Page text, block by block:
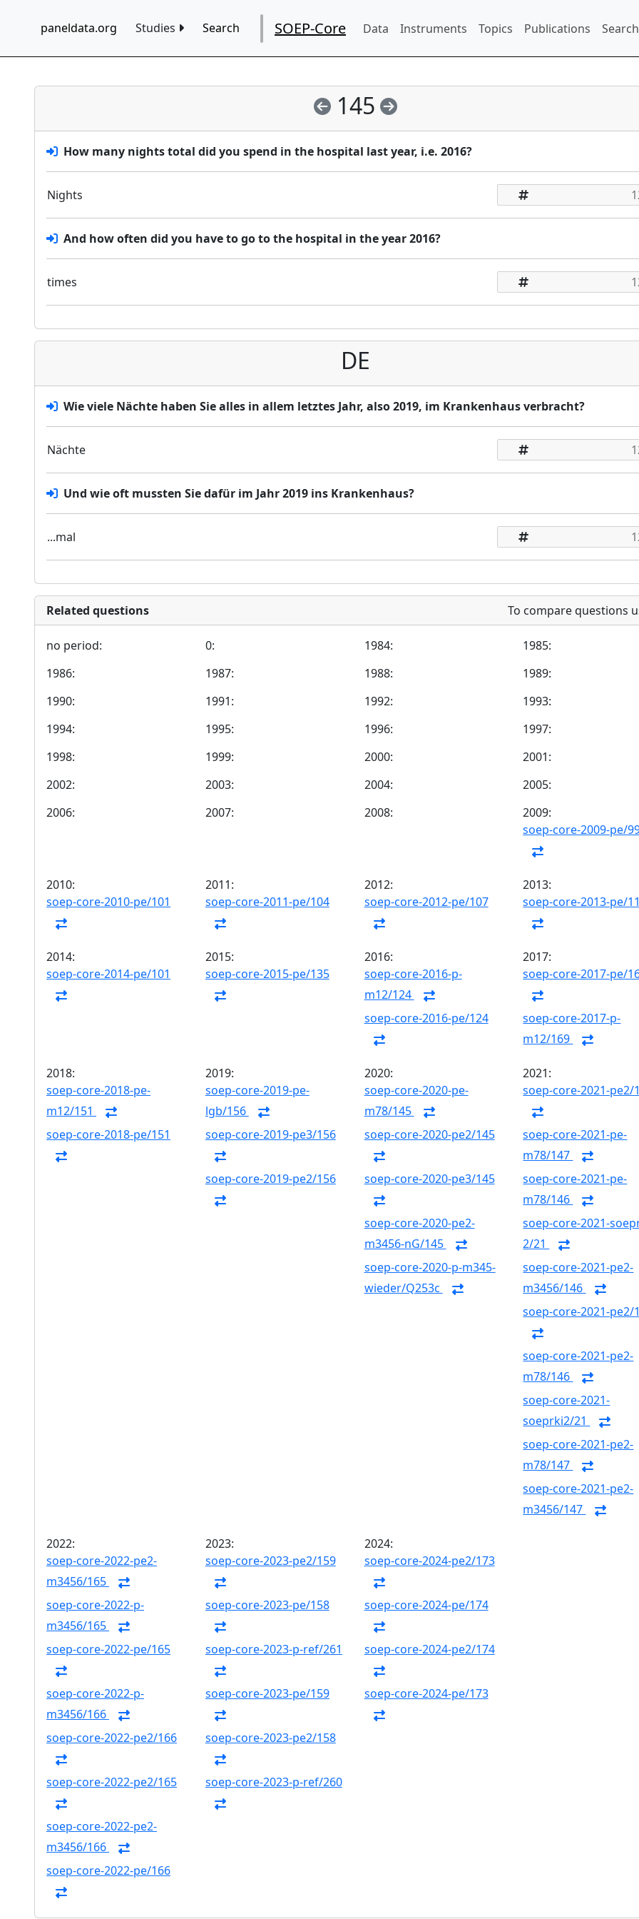
paneldata.org Studies Search SOEP-Core Data Instruments Topics Publications
145
How many nights total did you spend in the hospital last year, i.e. 2016?
Nights
And how often did you have to go to the hospital in the year 2016?
times
DE
Wie viele Nächte haben Sie alles in allem letztes Jahr, also 2019, im Krankenhaus verbracht?
Nächte
Und wie oft mussten Sie dafür im Jahr 2019 ins Krankenhaus?
...mal
Related questions To compare questions
no period: 0: 1984:
1985:
1986:
1987: 1988:
1989:
1990:
1991: 1992:
1993:
1994:
1995: 1996:
1997:
1998:
1999: 2000:
2001:
2002:
2003: 2004:
2005:
2006:
2007: 2008:
2009:
soep-core-2009-pe/
2010:
soep-core-2010-pe/101
2011:
soep-core-2011-pe/104
2012:
soep-core-2012-pe/107
2013:
soep-core-2013-pe/
2014:
soep-core-2014-pe/101
2015:
soep-core-2015-pe/135
2016:
soep-core-2016-p-
m12/124
soep-core-2016-pe/124
2017:
soep-core-2017-pe/
soep-core-2017-p-
m12/169
2018:
soep-core-2018-pe-
m12/151
soep-core-2018-pe/151
2019:
soep-core-2019-pe-
lgb/156
soep-core-2019-pe3/156
soep-core-2019-pe2/156
2020:
soep-core-2020-pe-
m78/145
soep-core-2020-pe2/145
soep-core-2020-pe3/145
soep-core-2020-pe2-
m3456-nG/145
soep-core-2020-p-m345-
wieder/Q253c
2021:
soep-core-2021-pe2/
soep-core-2021-pe-
m78/147
soep-core-2021-pe-
m78/146
soep-core-2021-
2/21
soep-core-2021-pe2-
m3456/146
soep-core-2021-pe2/
soep-core-2021-pe2-
m78/146
soep-core-2021-
soeprki2/21
soep-core-2021-pe2-
m78/147
soep-core-2021-pe2-
m3456/147
2022:
soep-core-2022-pe2-
m3456/165
soep-core-2022-p-
m3456/165
soep-core-2022-pe/165
soep-core-2022-p-
m3456/166
soep-core-2022-pe2/166
soep-core-2022-pe2/165
soep-core-2022-pe2-
m3456/166
soep-core-2022-pe/166
2023:
soep-core-2023-pe2/159
soep-core-2023-pe/158
soep-core-2023-p-ref/261
soep-core-2023-pe/159
soep-core-2023-pe2/158
soep-core-2023-p-ref/260
2024:
soep-core-2024-pe2/173
soep-core-2024-pe/174
soep-core-2024-pe2/174
soep-core-2024-pe/173